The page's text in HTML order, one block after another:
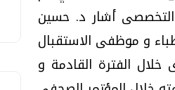
أشار د. حسين
و موظفى الاستقبال
الفترة القادمة و